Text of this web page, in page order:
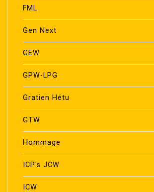
FML
Gen Next
GEW
GPW-LPG
Gratien Hétu
GTW
Hommage
ICP's JCW
ICW